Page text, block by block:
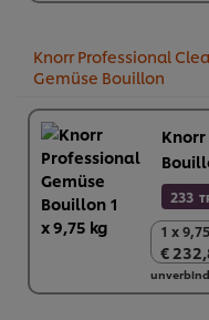
Knorr Professional
Gemüse Bouillon
Knorr
233
1 x
€
1 x
€